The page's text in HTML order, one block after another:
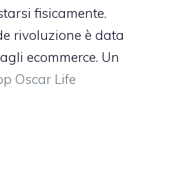
fisicamente.
rivoluzione è data
ecommerce. Un
Oscar Life